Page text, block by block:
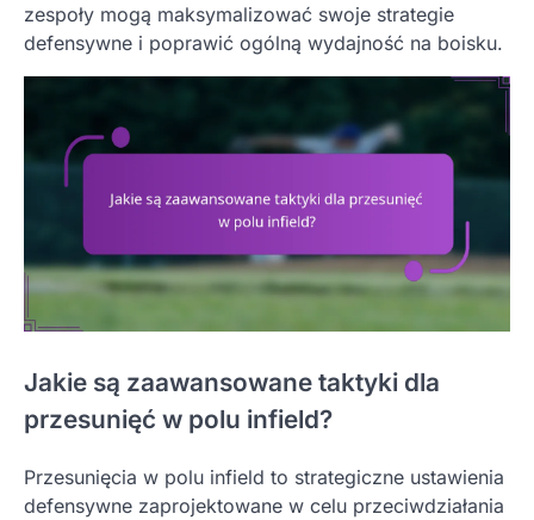
zespoły mogą maksymalizować swoje strategie
defensywne i poprawić ogólną wydajność na boisku.
Jakie są zaawansowane taktyki dla
przesunięć w polu infield?
Przesunięcia w polu infield to strategiczne ustawienia
defensywne zaprojektowane w celu przeciwdziałania